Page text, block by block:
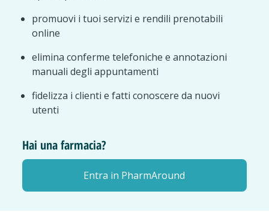
promuovi i tuoi servizi e rendili prenotabili
online
elimina conferme telefoniche e annotazioni
manuali degli appuntamenti
fidelizza i clienti e fatti conoscere da nuovi
utenti
Hai una farmacia?
Entra in PharmAround